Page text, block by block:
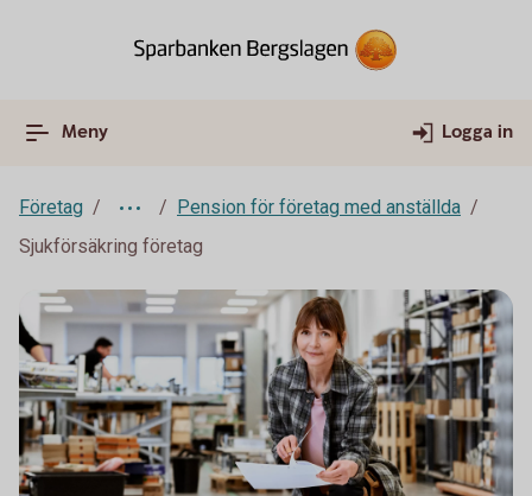
Meny Logga in
Företag
Pension för företag med anställda
Sjukförsäkring företag